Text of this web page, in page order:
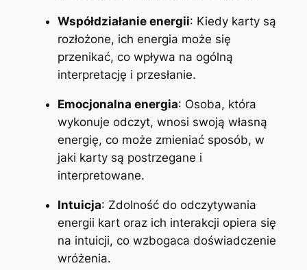
Współdziałanie energii: Kiedy karty są
rozłożone, ich energia może się
przenikać, co wpływa na ogólną
interpretację i przesłanie.
Emocjonalna energia: Osoba, która
wykonuje odczyt, wnosi swoją własną
energię, co może zmieniać sposób, w
jaki karty są postrzegane i
interpretowane.
Intuicja: Zdolność do odczytywania
energii kart oraz ich interakcji opiera się
na intuicji, co wzbogaca doświadczenie
wróżenia.